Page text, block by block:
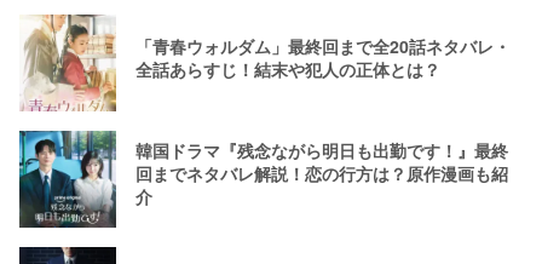
「青春ウォルダム」最終回まで全20話ネタバレ・
全話あらすじ！結末や犯人の正体とは？
韓国ドラマ『残念ながら明日も出勤です！』最終
回までネタバレ解説！恋の行方は？原作漫画も紹
介